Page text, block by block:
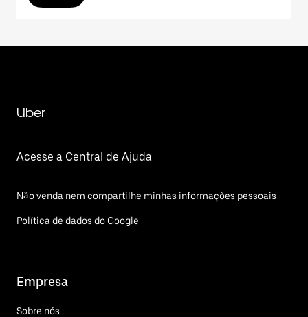
Uber
Acesse a Central de Ajuda
Não venda nem compartilhe minhas informações pessoais
Política de dados do Google
Empresa
Sobre nós